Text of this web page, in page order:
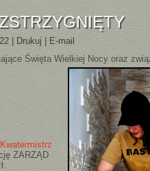
Drukuj
E-mail
Święta Wielkiej Nocy oraz
Kwatermistrz
ZARZĄD